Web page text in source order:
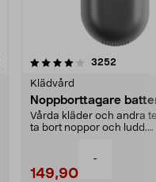
-
3252
Klädvård
Noppborttagare
Vårda kläder och andra
ta bort noppor och ludd.
149,90
4.5av 5 stjärnor